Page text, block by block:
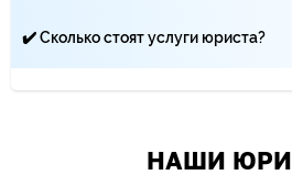
495-19-40, по почте - yurist-
✔️ Сколько стоят услуги юриста?
НАШИ